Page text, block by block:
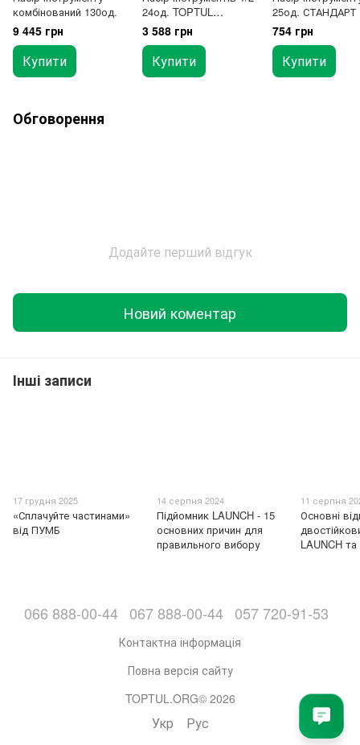
комбінований 130од.
9 445 грн
Купити
24од. TOPTUL
GCAI2412 GCAI2411
3 588 грн
Купити
25од. СТАНДАРТ
1425
754 грн
Купити
Обговорення
Додайте перший відгук
Новий коментар
Інші записи
17 грудня 2025
«Сплачуйте частинами»
від ПУМБ
14 серпня 2024
Підйомник LAUNCH - 15
основних причин для
правильного вибору
11 серпня
Основні
LAUNCH
066 888-00-44 067 888-00-44 057 720-91-53
Контактна інформація
Повна версія сайту
TOPTUL.ORG© 2026
Укр Рус